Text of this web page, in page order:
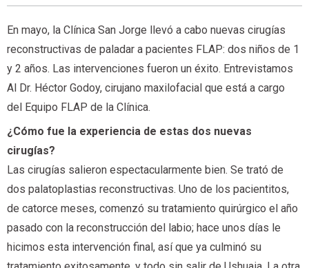
En mayo, la Clínica San Jorge llevó a cabo nuevas cirugías
reconstructivas de paladar a pacientes FLAP: dos niños de 1
y 2 años. Las intervenciones fueron un éxito. Entrevistamos
Al Dr. Héctor Godoy, cirujano maxilofacial que está a cargo
del Equipo FLAP de la Clínica.
¿Cómo fue la experiencia de estas dos nuevas
cirugías?
Las cirugías salieron espectacularmente bien. Se trató de
dos palatoplastias reconstructivas. Uno de los pacientitos,
de catorce meses, comenzó su tratamiento quirúrgico el año
pasado con la reconstrucción del labio; hace unos días le
hicimos esta intervención final, así que ya culminó su